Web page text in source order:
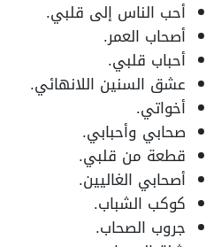
أحب الناس إلى قلبي.
أصحاب العمر.
أحباب قلبي.
عشق السنين اللانهائي.
أخواتي.
صحابي وأحبابي.
قطعة من قلبي.
أصحابي الغاليين.
كوكب الشباب.
جروب الصحاب.